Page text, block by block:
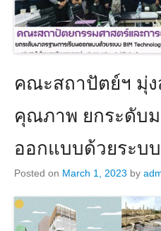
คณะสถาปัตย์ฯ มุ่
คุณภาพ ยกระดับม
ออกแบบด้วยระบบ
Posted on March 1, 2023 by